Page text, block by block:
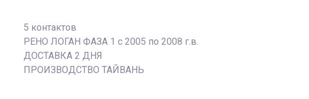
5 контактов
РЕНО ЛОГАН ФАЗА 1 с 2005 по 2008 г.в.
ДОСТАВКА 2 ДНЯ
ПРОИЗВОДСТВО ТАЙВАНЬ